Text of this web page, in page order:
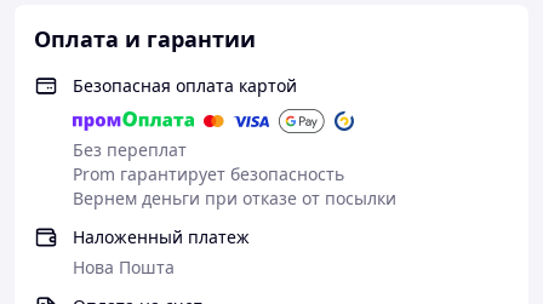
Оплата и гарантии
Безопасная оплата картой
Без переплат
Prom гарантирует безопасность
Вернем деньги при отказе от посылки
Наложенный платеж
Нова Пошта